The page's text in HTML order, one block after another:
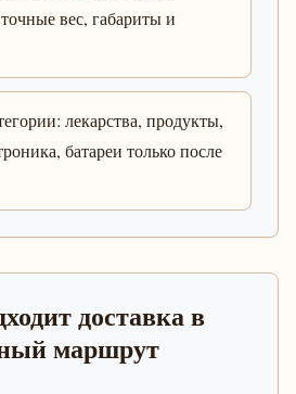
вес, габариты и
лекарства, продукты,
батареи только после
доставка в
маршрут